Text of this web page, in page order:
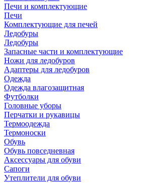
Печи и комплектующие
Печи
Комплектующие для печей
Ледобуры
Ледобуры
Запасные части и комплектующие
Ножи для ледобуров
Адаптеры для ледобуров
Одежда
Одежда влагозащитная
Футболки
Головные уборы
Перчатки и рукавицы
Термоодежда
Термоноски
Обувь
Обувь повседневная
Аксессуары для обуви
Сапоги
Утеплители для обуви